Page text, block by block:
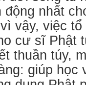
nhất
vậy, việc
cư sĩ Phật
thuần túy,
giúp học